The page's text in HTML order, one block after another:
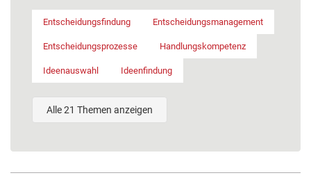
Entscheidungsfindung Entscheidungsmanagement
Entscheidungsprozesse Handlungskompetenz
Ideenauswahl Ideenfindung
Alle 21 Themen anzeigen